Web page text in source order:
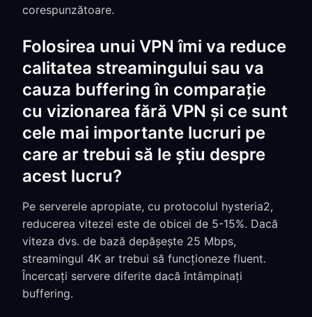
corespunzătoare.
Folosirea unui VPN îmi va reduce
calitatea streamingului sau va
cauza buffering în comparație
cu vizionarea fără VPN și ce sunt
cele mai importante lucruri pe
care ar trebui să le știu despre
acest lucru?
Pe serverele apropiate, cu protocolul hysteria2,
reducerea vitezei este de obicei de 5-15%. Dacă
viteza dvs. de bază depășește 25 Mbps,
streamingul 4K ar trebui să funcționeze fluent.
Încercați servere diferite dacă întâmpinați
buffering.